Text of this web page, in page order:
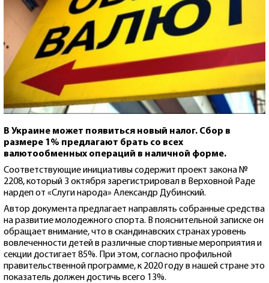
В Украине может появиться новый налог. Сбор в
размере 1% предлагают брать со всех
валютообменных операций в наличной форме.
Соответствующие инициативы содержит проект закона №
2208, который 3 октября зарегистрировал в Верховной Раде
нардеп от «Слуги народа» Александр Дубинский.
Автор документа предлагает направлять собранные средства
на развитие молодежного спорта. В пояснительной записке он
обращает внимание, что в скандинавских странах уровень
вовлеченности детей в различные спортивные мероприятия и
секции достигает 85%. При этом, согласно профильной
правительственной программе, к 2020 году в нашей стране это
показатель должен достичь всего 13%.